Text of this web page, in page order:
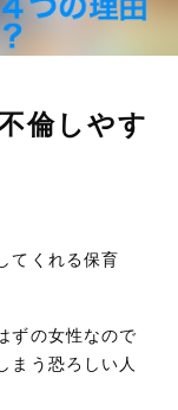
倫しやす
てくれる保育
ずの女性なので
まう恐ろしい人